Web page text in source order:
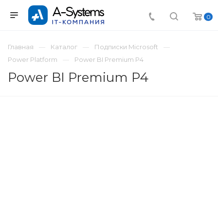
0
Главная Каталог
Подписки Microsoft
Power Platform
Power BI Premium P4
Power BI Premium P4